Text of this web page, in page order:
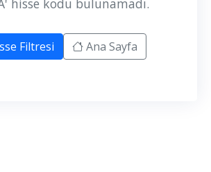
hisse kodu bulunamadı.
Filtresi Ana Sayfa